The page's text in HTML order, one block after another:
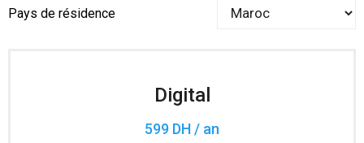
Pays de résidence
Digital
599 DH / an